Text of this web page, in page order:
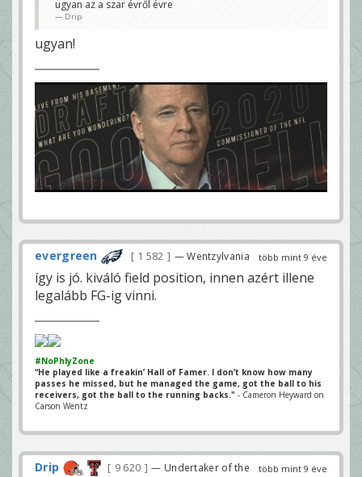
ugyan az a szar évről évre
Drip
ugyan!
több mint 9 éve
evergreen 1 582 — Wentzylvania
így is jó. kiváló field position, innen azért illene
legalább FG-ig vinni.
#NoPhlyZone
“He played like a freakin’ Hall of Famer. I don’t know how many
passes he missed, but he managed the game, got the ball to his
receivers, got the ball to the running backs." - Cameron Heyward on
Carson Wentz
több mint 9 éve
Drip 9 620
— Undertaker of the